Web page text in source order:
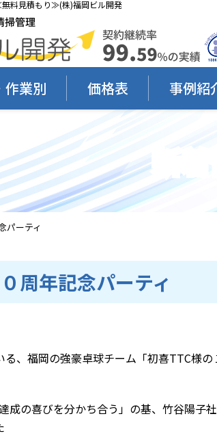
料見積もり≫(株)福岡ビル開発
作業別 価格表 事例紹
新
パーティ
周年記念パーティ
、福岡の強豪卓球チーム「初喜TTC様
の喜びを分かち合う」の基、竹谷陽子